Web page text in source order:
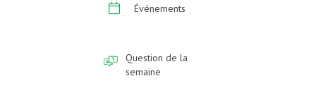
Événements
Question de la
semaine